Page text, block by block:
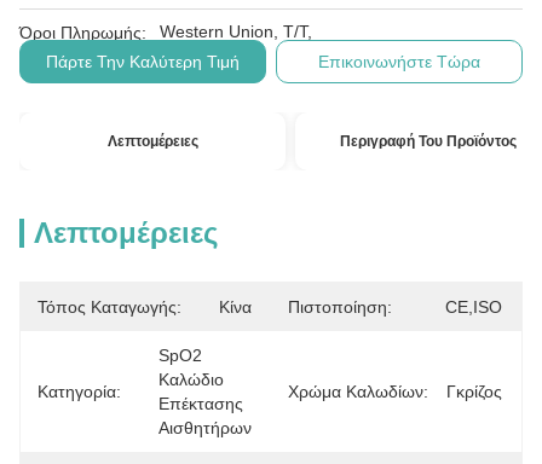
Όροι Πληρωμής:
Western Union, T/T,
Πάρτε Την Καλύτερη Τιμή
Επικοινωνήστε Τώρα
Λεπτομέρειες Περιγραφή Του Προϊόντος
Λεπτομέρειες
Τόπος Καταγωγής: Κίνα Πιστοποίηση: CE,ISO
Κατηγορία:
SpO2
Καλώδιο
Επέκτασης
Αισθητήρων
Χρώμα Καλωδίων: Γκρίζος